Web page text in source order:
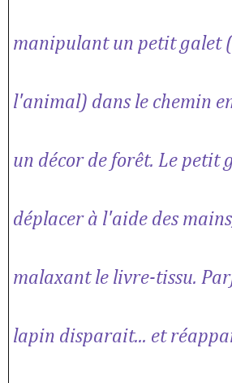
manipulant un petit galet
l'animal) dans le chemin
un décor de forêt. Le petit
déplacer à l'aide des
malaxant le livre-tissu.
lapin disparait... et